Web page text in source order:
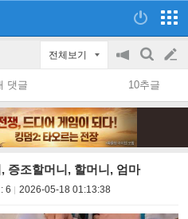
전체보기
공
지
on/off
검
색
글
쓰
댓글 10추글
증조할머니, 할머니, 엄마
6 2026-05-18 01:13:38